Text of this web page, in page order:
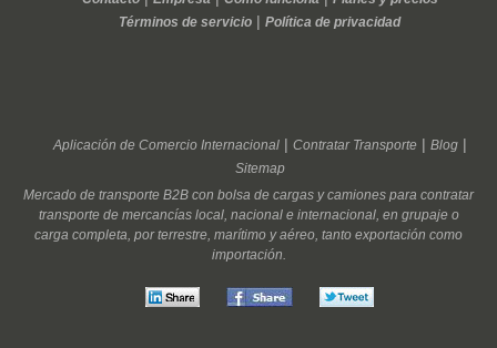
Términos de servicio
Política de privacidad
Aplicación de Comercio Internacional Contratar Transporte
Blog
Sitemap
Mercado de transporte B2B con bolsa de cargas ycamiones para contratar
transportede mercancías local, nacionale internacional, en grupajeo
carga completa , porterrestre marítimo yaéreo , tanto exportación como
importación